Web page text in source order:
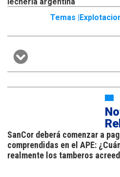
Temas |
SanCor deberá comenzar a
comprendidas en el APE:
realmente los tamberos